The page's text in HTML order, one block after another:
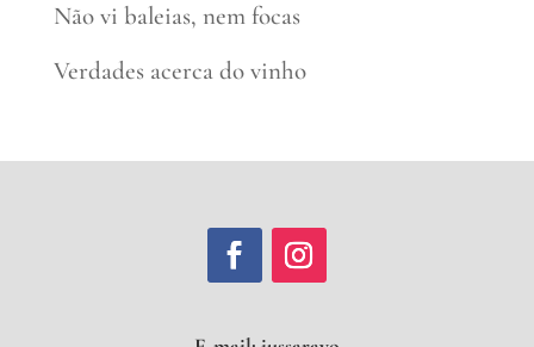
Não vi baleias, nem focas
Verdades acerca do vinho